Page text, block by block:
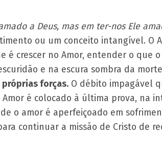
a Deus, mas em ter-nos Ele
ou um conceito intangível. O
é crescer no Amor, entender o que
e na escura sombra da
próprias forças. O débito impagável
é colocado à última prova, na
o amor é aperfeiçoado em
continuar a missão de Cristo de